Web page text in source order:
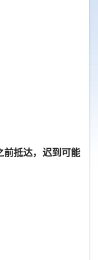
前抵达，迟到可能